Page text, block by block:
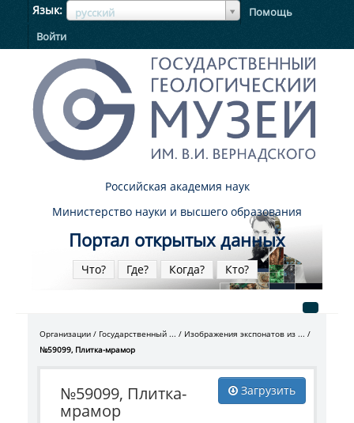
Язык русский
ЯзыкЯзык
Помощь
Войти
Российская академия наук
Министерство науки и высшего образования
Портал открытых данных
Что? Где? Когда? Кто?
Организации Государственный ...
Изображения экспонатов из ...
№59099, Плитка-мрамор
Загрузить
№59099, Плитка-
мрамор